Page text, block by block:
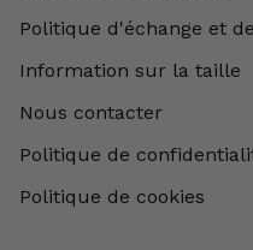
Politique d'échange et
Information sur la taille
Nous contacter
Politique de
Politique de cookies